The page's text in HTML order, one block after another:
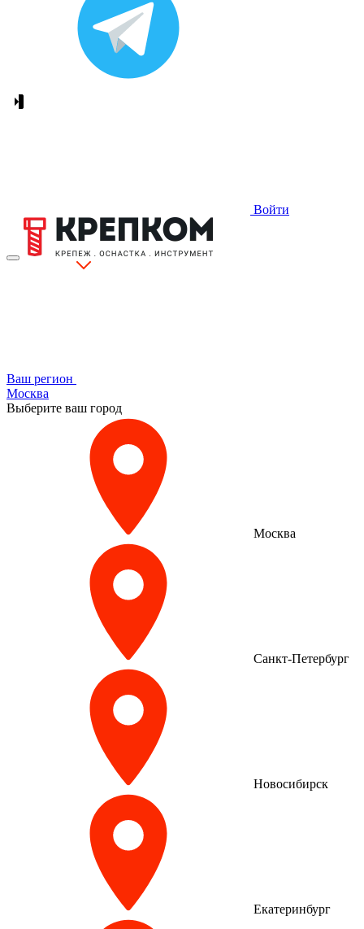
Войти
Ваш регион
Москва
Выберите ваш город
Москва
Санкт-Петербург
Новосибирск
Екатеринбург